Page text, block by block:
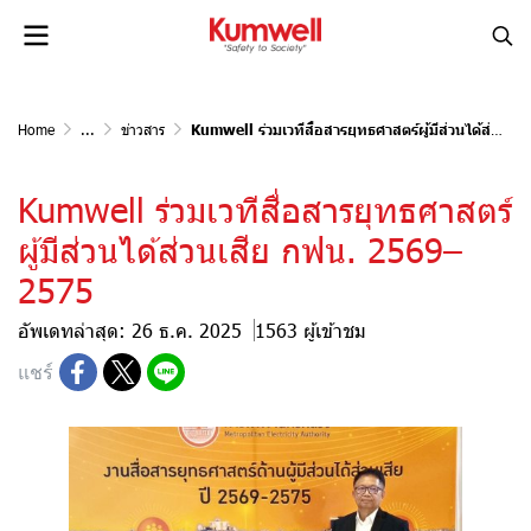
Home ... ข่าวสาร Kumwell ร่วมเวทีสื่อสารยุทธศาสตร์ผู้มีส่วนได้ส่วนเสีย กฟน. 2569–2575
Kumwell ร่วมเวทีสื่อสารยุทธศาสตร์
ผู้มีส่วนได้ส่วนเสีย กฟน. 2569–
2575
อัพเดทล่าสุด: 26 ธ.ค. 2025 1563 ผู้เข้าชม
แชร์